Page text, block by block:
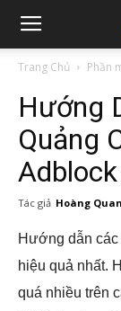
Trang Chủ Phần
Hướng
Quảng
Tác giả Hoàng
Hướng dẫn các
hiệu quả nhất.
quá nhiều trên